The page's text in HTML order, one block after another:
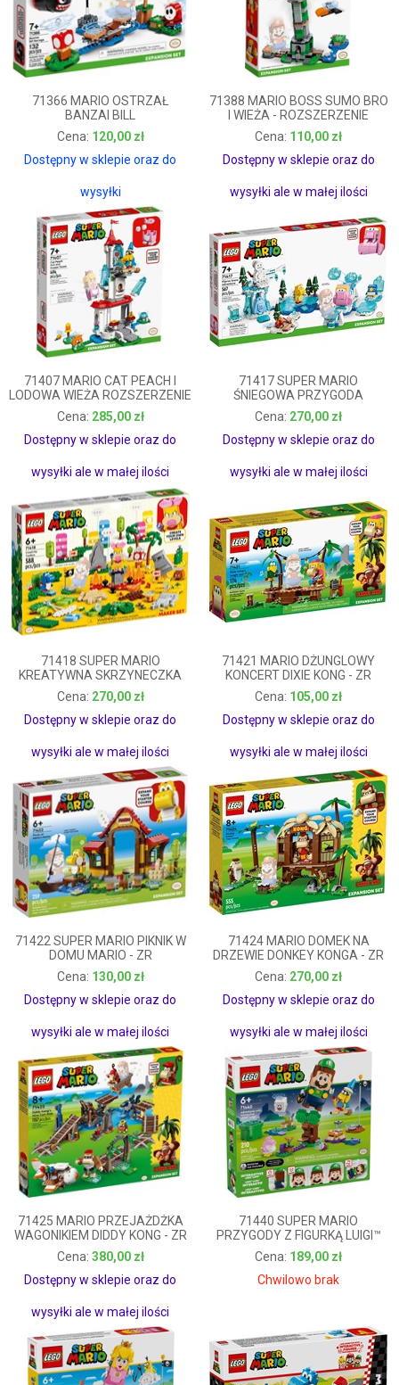
71366 MARIO OSTRZAŁ
BANZAI BILL
120,00 zł
Dostępny w sklepie oraz do
wysyłki
120,00 zł
71388 MARIO BOSS SUMO BRO
I WIEŻA - ROZSZERZENIE
110,00 zł
Dostępny w sklepie oraz do
wysyłki ale w małej ilości
110,00 zł
71407 MARIO CAT PEACH I
LODOWA WIEŻA ROZSZERZENIE
285,00 zł
Dostępny w sklepie oraz do
wysyłki ale w małej ilości
285,00 zł
71417 SUPER MARIO
ŚNIEGOWA PRZYGODA
FLIPRUSA
270,00 zł
Dostępny w sklepie oraz do
wysyłki ale w małej ilości
270,00 zł
71418 SUPER MARIO
KREATYWNA SKRZYNECZKA
270,00 zł
Dostępny w sklepie oraz do
wysyłki ale w małej ilości
270,00 zł
71421 MARIO DŻUNGLOWY
KONCERT DIXIE KONG - ZR
105,00 zł
Dostępny w sklepie oraz do
wysyłki ale w małej ilości
105,00 zł
71422 SUPER MARIO PIKNIK W
DOMU MARIO - ZR
130,00 zł
Dostępny w sklepie oraz do
wysyłki ale w małej ilości
130,00 zł
71424 MARIO DOMEK NA
DRZEWIE DONKEY KONGA - ZR
270,00 zł
Dostępny w sklepie oraz do
wysyłki ale w małej ilości
270,00 zł
71425 MARIO PRZEJAŻDŻKA
WAGONIKIEM DIDDY KONG - ZR
380,00 zł
Dostępny w sklepie oraz do
wysyłki ale w małej ilości
380,00 zł
71440 SUPER MARIO
PRZYGODY Z FIGURKĄ LUIGI™
189,00 zł
Chwilowo brak
189,00 zł